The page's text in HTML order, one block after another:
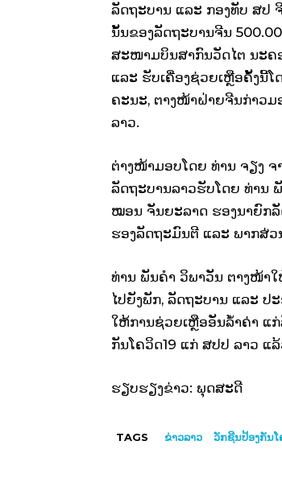
ລັດຖະບານ ແລະ ກອງທັບ ສປ
ນັ້ນຂອງລັດຖະບານຈີນ
ສະໜາມບິນສາກົນວັດໄຕ ນະຄ
ແລະ ຮັບເຄື່ອງຊ່ວຍເຫຼືອຄັ້ງນີ້
ຄະນະ, ຕາງໜ້າຝ່າຍຈີນກ່າວມ
ລາວ.
ຕ່າງໜ້າມອບໂດຍ ທ່ານ ຈຽງ
ລັດຖະບານລາວຮັບໂດຍ ທ່ານ
ໝອນ ຈັນຍະລາດ ຮອງນາຍົກ
ຮອງລັດຖະມົນຕີ ແລະ ພາກສ່ວ
ທ່ານ ພັນຄໍາ ວິພາວັນ ຕາງໜ້າ
ໄປຍັງພັກ, ລັດຖະບານ ແລະ ປ
ໃຫ້ການຊ່ວຍເຫຼືອອັນລໍ້າຄ່າ ແ
ກັນໂຄວິດ19 ແກ່ ສປປ ລາວ ແ
ຮຽບຮຽງຂ່າວ: ພຸດສະດີ
TAGS ຂ່າວລາວ ວັກຊີນປ້ອງກັນໂ